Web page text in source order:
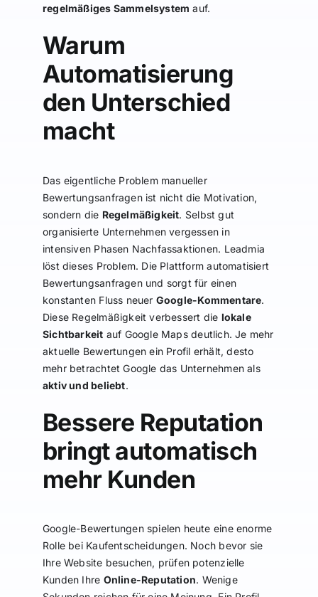
regelmäßiges Sammelsystem auf.
Warum
Automatisierung
den Unterschied
macht
Das eigentliche Problem manueller
Bewertungsanfragen ist nicht die Motivation,
sondern die Regelmäßigkeit. Selbst gut
organisierte Unternehmen vergessen in
intensiven Phasen Nachfassaktionen. Leadmia
löst dieses Problem. Die Plattform automatisiert
Bewertungsanfragen und sorgt für einen
konstanten Fluss neuer Google-Kommentare.
Diese Regelmäßigkeit verbessert die lokale
Sichtbarkeit auf Google Maps deutlich. Je mehr
aktuelle Bewertungen ein Profil erhält, desto
mehr betrachtet Google das Unternehmen als
aktiv und beliebt.
Bessere Reputation
bringt automatisch
mehr Kunden
Google-Bewertungen spielen heute eine enorme
Rolle bei Kaufentscheidungen. Noch bevor sie
Ihre Website besuchen, prüfen potenzielle
Kunden Ihre Online-Reputation. Wenige